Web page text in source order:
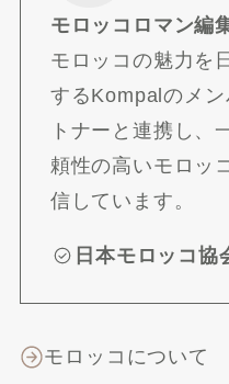
モロッコロマン編
モロッコの魅力を
するKompalのメ
トナーと連携し、
頼性の高いモロッ
信しています。
日本モロッコ協
モロッコについて